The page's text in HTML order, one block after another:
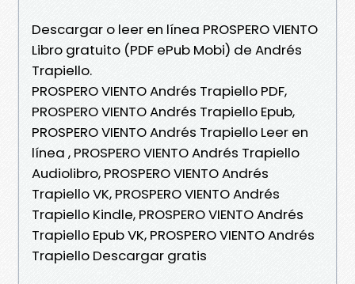
Descargar o leer en línea PROSPERO VIENTO
Libro gratuito (PDF ePub Mobi) de Andrés
Trapiello.
PROSPERO VIENTO Andrés Trapiello PDF,
PROSPERO VIENTO Andrés Trapiello Epub,
PROSPERO VIENTO Andrés Trapiello Leer en
línea , PROSPERO VIENTO Andrés Trapiello
Audiolibro, PROSPERO VIENTO Andrés
Trapiello VK, PROSPERO VIENTO Andrés
Trapiello Kindle, PROSPERO VIENTO Andrés
Trapiello Epub VK, PROSPERO VIENTO Andrés
Trapiello Descargar gratis